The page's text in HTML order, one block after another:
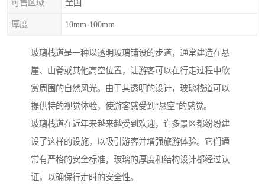
可售区域 全国
厚度 10mm-100mm
玻璃栈道是一种以透明玻璃铺设的步道，通常建造在悬
崖、山脊或其他高空位置，让游客可以在行走过程中欣
赏周围的自然风光。由于其透明的设计，玻璃栈道可以
提供特的视觉体验，使游客感受到“悬空”的感觉。
玻璃栈道在近年来越来越受到欢迎，许多景区都纷纷建
设了这样的设施，以吸引游客并增强旅游体验。它们通
常有严格的安全标准，玻璃的厚度和结构设计都经过认
证，以确保行走时的安全性。